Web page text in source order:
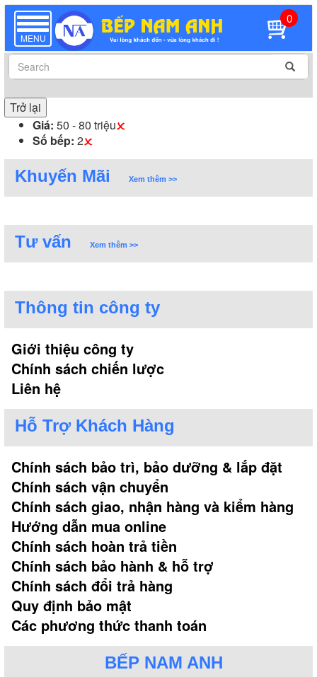
TOGGLE
NAVIGATION
MENU
0
Trở lại
Giá: 50 - 80 triệu
Số bếp: 2
Khuyến Mãi Xem thêm >>
Tư vấn Xem thêm >>
Thông tin công ty
Giới thiệu công ty
Chính sách chiến lược
Liên hệ
Hỗ Trợ Khách Hàng
Chính sách bảo trì, bảo dưỡng & lắp đặt
Chính sách vận chuyển
Chính sách giao, nhận hàng và kiểm hàng
Hướng dẫn mua online
Chính sách hoàn trả tiền
Chính sách bảo hành & hỗ trợ
Chính sách đổi trả hàng
Quy định bảo mật
Các phương thức thanh toán
BẾP NAM ANH